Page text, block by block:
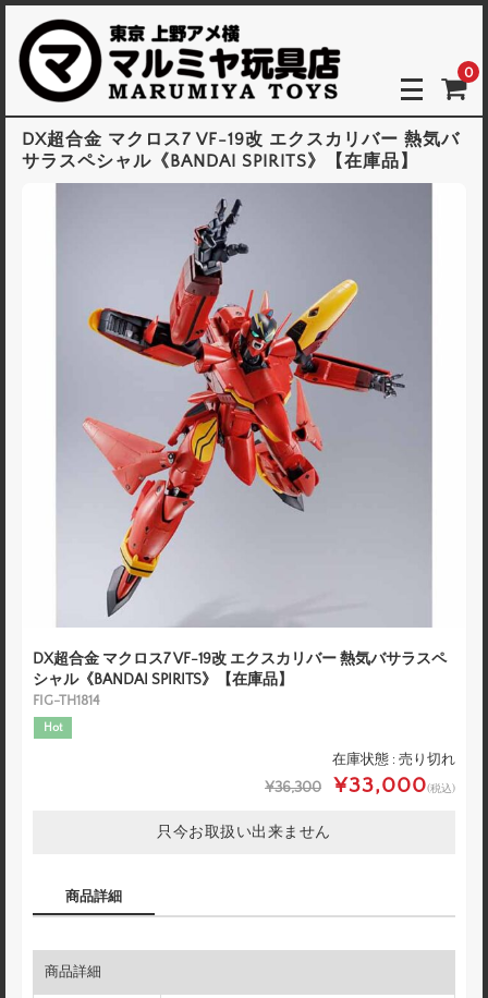
0
DX超合金 マクロス7 VF-19改 エクスカリバー 熱気バ
サラスペシャル《BANDAI SPIRITS》【在庫品】
DX超合金 マクロス7 VF-19改 エクスカリバー 熱気バサラスペ
シャル《BANDAI SPIRITS》【在庫品】
FIG-TH1814
Hot
在庫状態 : 売り切れ
¥36,300 ¥33,000(税込)
只今お取扱い出来ません
商品詳細
商品詳細